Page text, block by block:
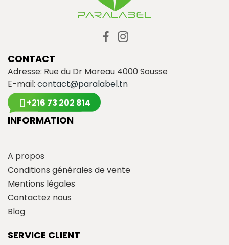
CONTACT
Adresse: Rue du Dr Moreau 4000 Sousse
E-mail: contact@paralabel.tn
+216 73 202 814
INFORMATION
A propos
Conditions générales de vente
Mentions légales
Contactez nous
Blog
SERVICE CLIENT